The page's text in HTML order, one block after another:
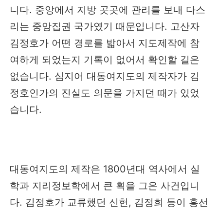
니다. 중앙에서 지방 곳곳에 관리를 보내 다스
리는 중앙집권 국가였기 때문입니다. 고산자
김정호가 어떤 경로를 밟아서 지도제작에 참
여하게 되었는지 기록이 없어서 확인할 길은
없습니다. 심지어 대동여지도의 제작자가 김
정호인가의 진실도 의문을 가지던 때가 있었
습니다.
대동여지도의 제작은 1800년대 역사에서 실
학과 지리정보학에서 큰 획을 그은 사건입니
다. 김정호가 교류했던 신헌, 김정희 등이 흥선